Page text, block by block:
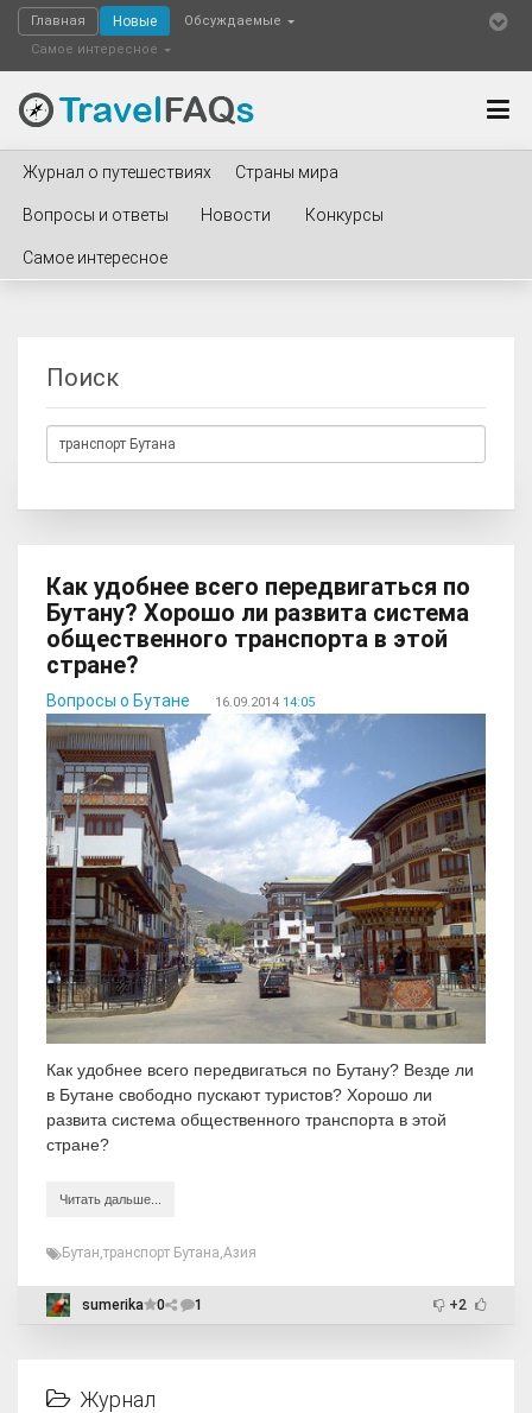
Главная Новые
Обсуждаемые
Самое интересное
Журнал о путешествиях Страны мира
Вопросы и ответы Новости Конкурсы
Самое интересное
Поиск
Как удобнее всего передвигаться по
Бутану? Хорошо ли развита система
общественного транспорта в этой
стране?
Вопросы о Бутане 16.09.2014 14:05
Как удобнее всего передвигаться по Бутану? Везде ли
в Бутане свободно пускают туристов? Хорошо ли
развита система общественного транспорта в этой
стране?
Читать дальше...
Бутан транспорт Бутана Азия
sumerika 0 1 +2
Журнал